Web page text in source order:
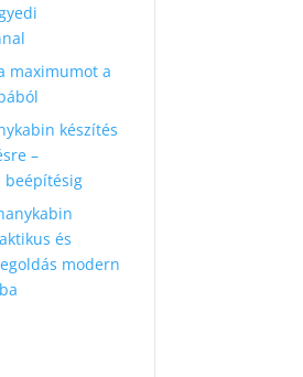
maximumot a
készítés
–
beépítésig
és
modern